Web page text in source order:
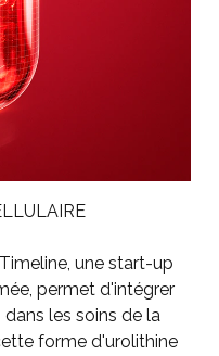
une start-up
permet d'intégrer
les soins de la
forme d'urolithine